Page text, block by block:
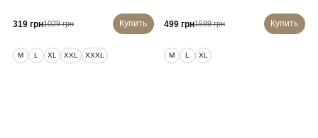
319 грн1029 грн Купить
M L XL XXL XXXL
499 грн1599 грн Купить
M L XL